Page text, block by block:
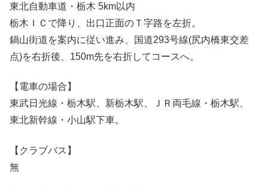
東北自動車道・栃木 5km以内
栃木ＩＣで降り、出口正面のＴ字路を左折。
鍋山街道を案内に従い進み、国道293号線(尻内橋東交差
点)を右折後、150m先を右折してコースへ。
【電車の場合】
東武日光線・栃木駅、新栃木駅、ＪＲ両毛線・栃木駅、
東北新幹線・小山駅下車。
【クラブバス】
無